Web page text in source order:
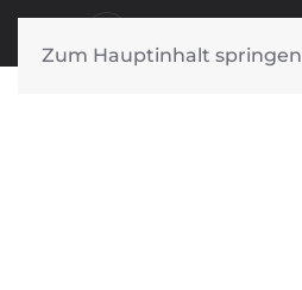
Zum Hauptinhalt springen